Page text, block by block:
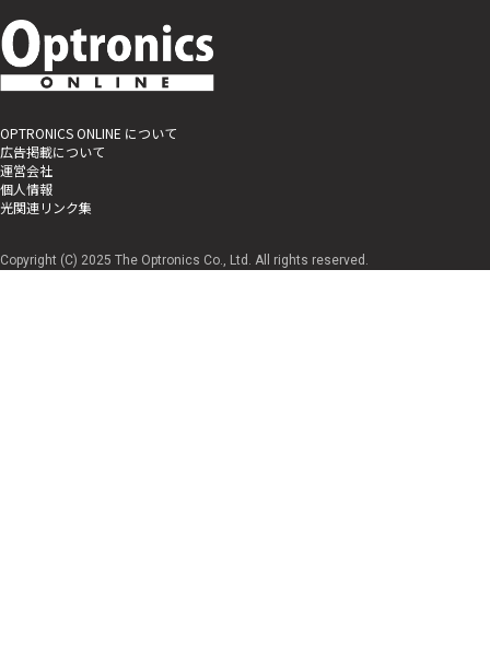
OPTRONICS ONLINE について
広告掲載について
運営会社
個人情報
光関連リンク集
Copyright (C) 2025 The Optronics Co., Ltd. All rights reserved.